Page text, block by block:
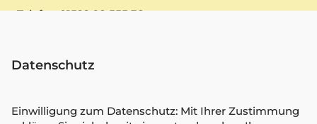
Datenschutz
Einwilligung zum Datenschutz: Mit Ihrer Zustimmung
Telefon 01522 98 555 38
MPU Vorbereitung